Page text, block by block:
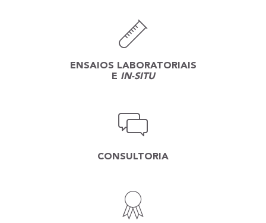
ENSAIOS LABORATORIAIS
E IN-SITU
CONSULTORIA